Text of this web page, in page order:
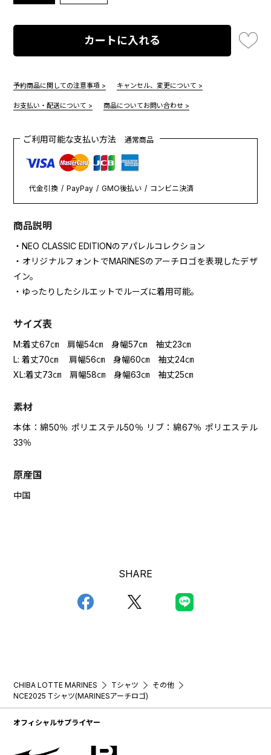
カートに入れる
予約商品に関しての注意事項 > キャンセル、変更について >
お支払い・配送について > 商品についてお問い合わせ >
ご利用可能な支払い方法通常商品
代金引換 PayPay GMO後払い コンビニ決済
商品説明
・NEO CLASSIC EDITIONのアパレルコレクション
・オリジナルフォントでMARINESのアーチロゴを表現したデザ
イン。
・ゆったりしたシルエットでルーズに着用可能。
サイズ表
M:着丈67㎝ 肩幅54㎝ 身幅57㎝ 袖丈23㎝
L: 着丈70㎝ 肩幅56㎝ 身幅60㎝ 袖丈24㎝
XL:着丈73㎝ 肩幅58㎝ 身幅63㎝ 袖丈25㎝
素材
本体：綿50％ ポリエステル50％ リブ：綿67％ ポリエステル
33％
原産国
中国
SHARE
CHIBA LOTTE MARINES Tシャツ
その他
NCE2025 Tシャツ(MARINESアーチロゴ)
オフィシャルサプライヤー